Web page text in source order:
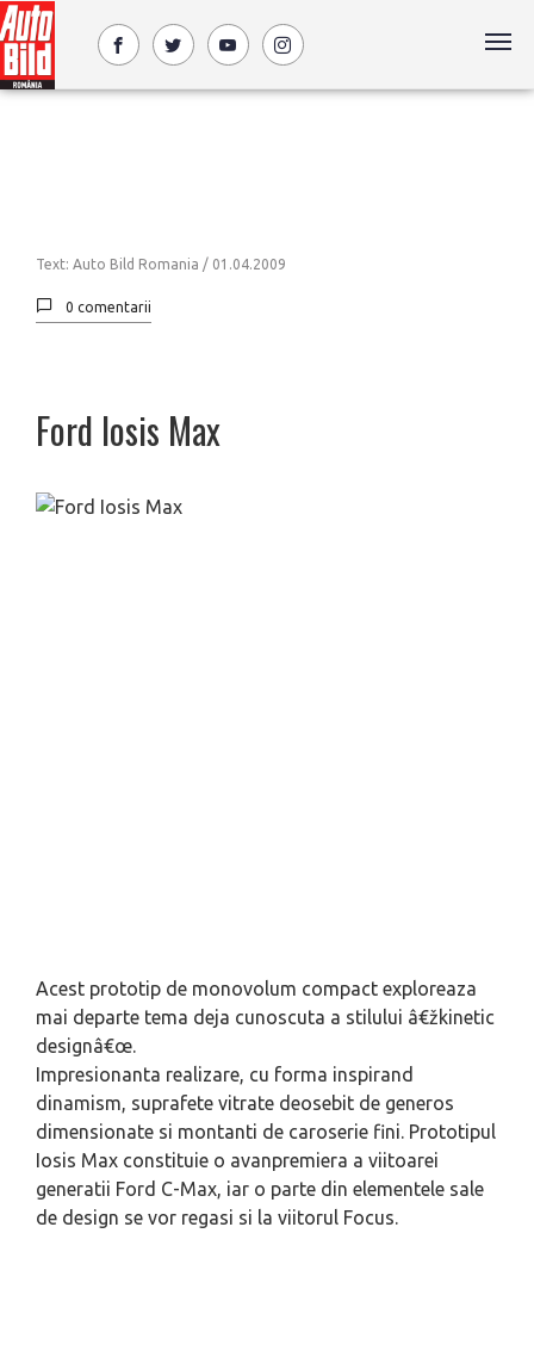
Text: Auto Bild Romania / 01.04.2009
0 comentarii
Ford Iosis Max
Acest prototip de monovolum compact exploreaza
mai departe tema deja cunoscuta a stilului â€žkinetic
designâ€œ.
Impresionanta realizare, cu forma inspirand
dinamism, suprafete vitrate deosebit de generos
dimensionate si montanti de caroserie fini. Prototipul
Iosis Max constituie o avanpremiera a viitoarei
generatii Ford C-Max, iar o parte din elementele sale
de design se vor regasi si la viitorul Focus.